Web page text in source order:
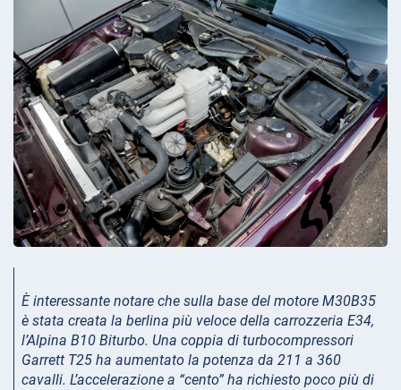
È interessante notare che sulla base del motore M30B35
è stata creata la berlina più veloce della carrozzeria E34,
l’Alpina B10 Biturbo. Una coppia di turbocompressori
Garrett T25 ha aumentato la potenza da 211 a 360
cavalli. L’accelerazione a “cento” ha richiesto poco più di